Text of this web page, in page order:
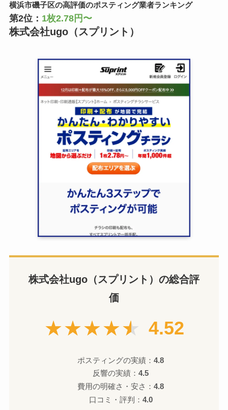
横浜市磯子区の高評価のポスティング業者ランキング
第2位： 1枚2.78円〜
株式会社ugo（スプリント）
株式会社ugo（スプリント）の総合評
価
★★★★★ 4.52
ポスティングの実績：4.8
反響の実績：4.5
費用の明確さ・安さ：4.8
口コミ・評判： 4.0